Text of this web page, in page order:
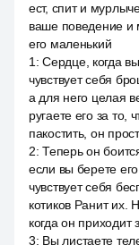
ест, спит и
ваше поведение и
его маленький
1 :Сердце, когда
чувствует себя
а для него целая
ругаете его за то,
пакостить, он
2:Теперь он
если вы берете его
чувствует себя
котиков Ранит их.
когда он приходит
3: Вы листаете